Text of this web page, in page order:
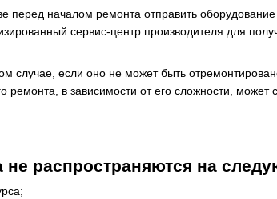
перед началом ремонта отправить
сервис-центр производителя для
случае, если оно не может быть
ремонта, в зависимости от его сложности, может
не распространяются на